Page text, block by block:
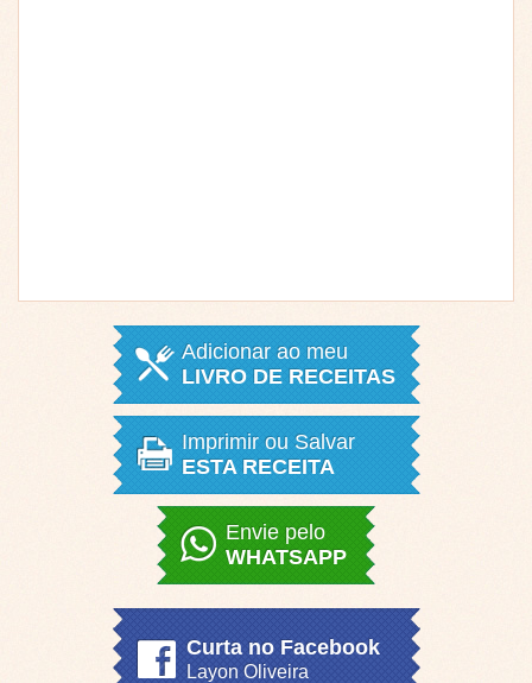
Adicionar ao meu
LIVRO DE RECEITAS
Imprimir ou Salvar
ESTA RECEITA
Envie pelo
WHATSAPP
Curta no Facebook
Layon Oliveira